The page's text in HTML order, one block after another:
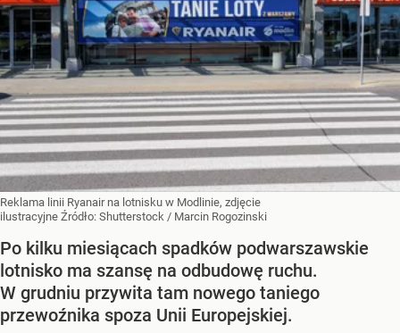
Reklama linii Ryanair na lotnisku w Modlinie, zdjęcie
ilustracyjne Źródło: Shutterstock / Marcin Rogozinski
Po kilku miesiącach spadków podwarszawskie
lotnisko ma szansę na odbudowę ruchu.
W grudniu przywita tam nowego taniego
przewoźnika spoza Unii Europejskiej.